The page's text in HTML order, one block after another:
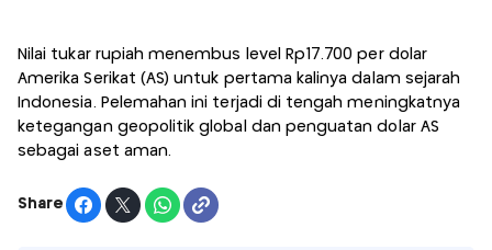
Nilai tukar rupiah menembus level Rp17.700 per dolar
Amerika Serikat (AS) untuk pertama kalinya dalam sejarah
Indonesia. Pelemahan ini terjadi di tengah meningkatnya
ketegangan geopolitik global dan penguatan dolar AS
sebagai aset aman.
Share